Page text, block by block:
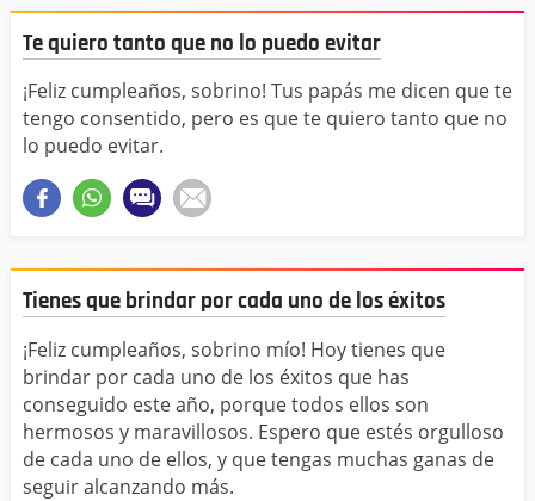
Te quiero tanto que no lo puedo evitar
¡Feliz cumpleaños, sobrino! Tus papás me dicen que te
tengo consentido, pero es que te quiero tanto que no
lo puedo evitar.
Tienes que brindar por cada uno de los éxitos
¡Feliz cumpleaños, sobrino mío! Hoy tienes que
brindar por cada uno de los éxitos que has
conseguido este año, porque todos ellos son
hermosos y maravillosos. Espero que estés orgulloso
de cada uno de ellos, y que tengas muchas ganas de
seguir alcanzando más.